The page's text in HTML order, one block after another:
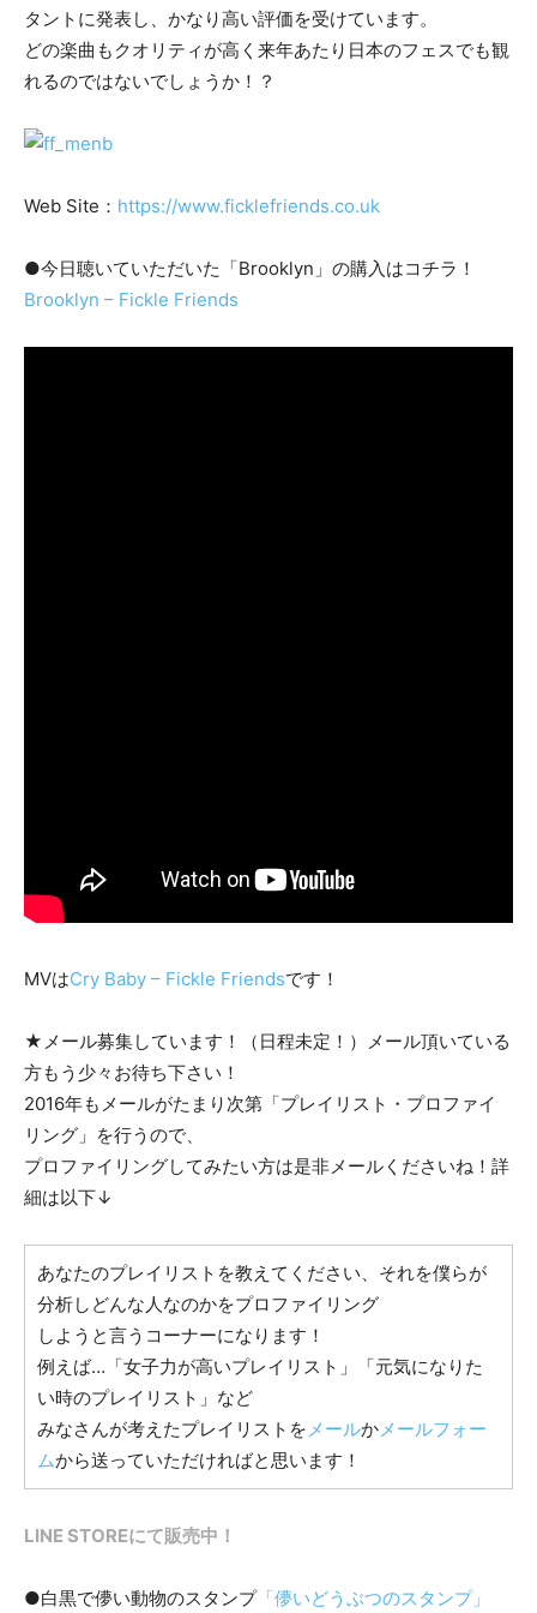
タントに発表し、かなり高い評価を受けています。
どの楽曲もクオリティが高く来年あたり日本のフェスでも観
れるのではないでしょうか！？
Web Site： https://www.ficklefriends.co.uk
●今日聴いていただいた「Brooklyn」の購入はコチラ！
Brooklyn – Fickle Friends
MVはCry Baby – Fickle Friendsです！
★メール募集しています！（日程未定！）メール頂いている
方もう少々お待ち下さい！
2016年もメールがたまり次第「プレイリスト・プロファイ
リング」を行うので、
プロファイリングしてみたい方は是非メールくださいね！詳
細は以下↓
あなたのプレイリストを教えてください、それを僕らが
分析しどんな人なのかをプロファイリング
しようと言うコーナーになります！
例えば…「女子力が高いプレイリスト」「元気になりた
い時のプレイリスト」など
みなさんが考えたプレイリストをメールかメールフォー
ムから送っていただければと思います！
LINE STOREにて販売中！
●白黒で儚い動物のスタンプ「儚いどうぶつのスタンプ」